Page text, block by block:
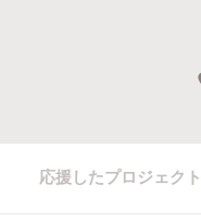
応援したプロジェクト